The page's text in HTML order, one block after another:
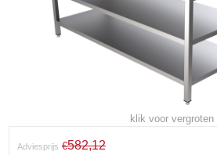
klik voor vergroten
Adviesprijs €582,12